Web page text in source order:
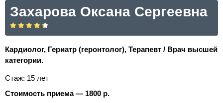
Захарова Оксана Сергеевна
Кардиолог, Гериатр (геронтолог), Терапевт / Врач высшей
категории.
Стаж: 15 лет
Стоимость приема — 1800 р.